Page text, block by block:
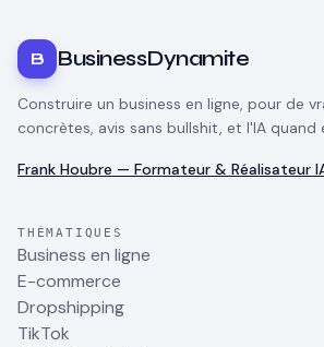
B BusinessDynamite
Construire un business en ligne, pour de
concrètes, avis sans bullshit, et l'IA quand
Frank Houbre — Formateur & Réalisateur
THÉMATIQUES
Business en ligne
E-commerce
Dropshipping
TikTok